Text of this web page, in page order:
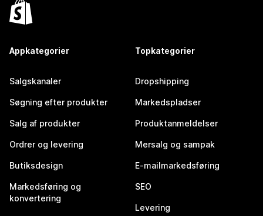
Appkategorier
Salgskanaler
Søgning efter produkter
Salg af produkter
Ordrer og levering
Butiksdesign
Markedsføring og
konvertering
Topkategorier
Dropshipping
Markedspladser
Produktanmeldelser
Mersalg og sampak
E-mailmarkedsføring
SEO
Levering